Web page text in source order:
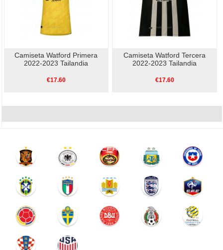
Camiseta Watford Primera
2022-2023 Tailandia
€17.60
Camiseta Watford Tercera
2022-2023 Tailandia
€17.60